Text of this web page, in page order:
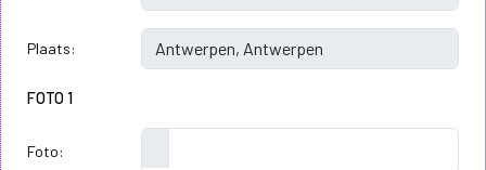
Plaats:
FOTO 1
Foto: